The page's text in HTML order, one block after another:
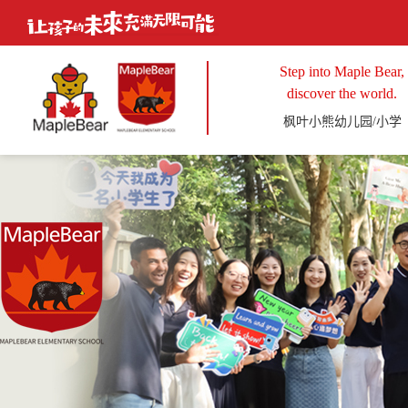
Step into Maple Bear,
discover the world.
枫叶小熊幼儿园/小学